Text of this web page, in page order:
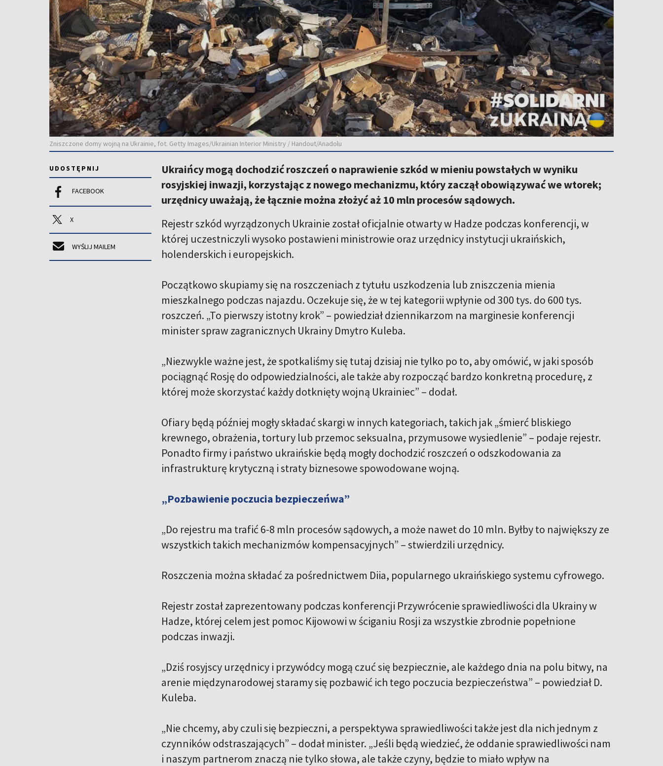
Zniszczone domy wojną na Ukrainie, fot. Getty Images/Ukrainian Interior Ministry / Handout/Anadolu
UDOSTĘPNIJ
FACEBOOK
X
WYŚLIJ MAILEM
Ukraińcy mogą dochodzić roszczeń o naprawienie szkód w mieniu powstałych w wyniku
rosyjskiej inwazji, korzystając z nowego mechanizmu, który zaczął obowiązywać we wtorek;
urzędnicy uważają, że łącznie można złożyć aż 10 mln procesów sądowych.
Rejestr szkód wyrządzonych Ukrainie został oficjalnie otwarty w Hadze podczas konferencji, w
której uczestniczyli wysoko postawieni ministrowie oraz urzędnicy instytucji ukraińskich,
holenderskich i europejskich.
Początkowo skupiamy się na roszczeniach z tytułu uszkodzenia lub zniszczenia mienia
mieszkalnego podczas najazdu. Oczekuje się, że w tej kategorii wpłynie od 300 tys. do 600 tys.
roszczeń. „To pierwszy istotny krok” – powiedział dziennikarzom na marginesie konferencji
minister spraw zagranicznych Ukrainy Dmytro Kuleba.
„Niezwykle ważne jest, że spotkaliśmy się tutaj dzisiaj nie tylko po to, aby omówić, w jaki sposób
pociągnąć Rosję do odpowiedzialności, ale także aby rozpocząć bardzo konkretną procedurę, z
której może skorzystać każdy dotknięty wojną Ukrainiec” – dodał.
Ofiary będą później mogły składać skargi w innych kategoriach, takich jak „śmierć bliskiego
krewnego, obrażenia, tortury lub przemoc seksualna, przymusowe wysiedlenie” – podaje rejestr.
Ponadto firmy i państwo ukraińskie będą mogły dochodzić roszczeń o odszkodowania za
infrastrukturę krytyczną i straty biznesowe spowodowane wojną.
„Pozbawienie poczucia bezpieczeńwa”
„Do rejestru ma trafić 6-8 mln procesów sądowych, a może nawet do 10 mln. Byłby to największy ze
wszystkich takich mechanizmów kompensacyjnych” – stwierdzili urzędnicy.
Roszczenia można składać za pośrednictwem Diia, popularnego ukraińskiego systemu cyfrowego.
Rejestr został zaprezentowany podczas konferencji Przywrócenie sprawiedliwości dla Ukrainy w
Hadze, której celem jest pomoc Kijowowi w ściganiu Rosji za wszystkie zbrodnie popełnione
podczas inwazji.
„Dziś rosyjscy urzędnicy i przywódcy mogą czuć się bezpiecznie, ale każdego dnia na polu bitwy, na
arenie międzynarodowej staramy się pozbawić ich tego poczucia bezpieczeństwa” – powiedział D.
Kuleba.
„Nie chcemy, aby czuli się bezpieczni, a perspektywa sprawiedliwości także jest dla nich jednym z
czynników odstraszających” – dodał minister. „Jeśli będą wiedzieć, że oddanie sprawiedliwości nam
i naszym partnerom znaczą nie tylko słowa, ale także czyny, będzie to miało wpływ na